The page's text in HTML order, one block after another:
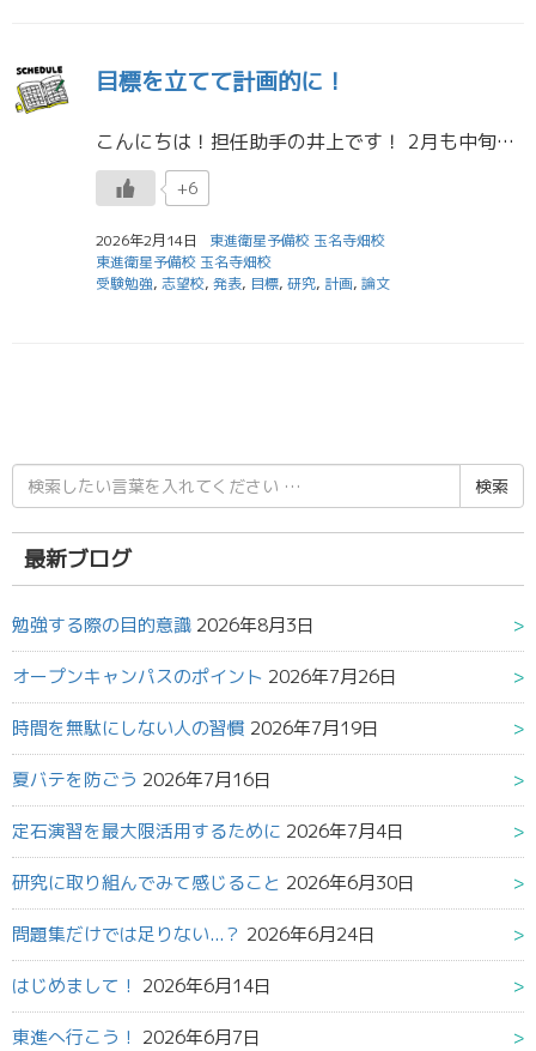
目標を立てて計画的に！
こんにちは！担任助手の井上です！ 2月も中旬になり、少しずつ私立大学の合格報告を聞けるようになってきました！ 合格できた方、おめでとうございます！ まだ、合格を持っていない人、本命がまだの人、国公立一本の人、様々な人がい […]
+6
2026年2月14日
東進衛星予備校 玉名寺畑校
東進衛星予備校 玉名寺畑校
受験勉強, 志望校, 発表, 目標, 研究, 計画, 論文
検
索
結
果:
最新ブログ
勉強する際の目的意識 2026年8月3日
オープンキャンパスのポイント 2026年7月26日
時間を無駄にしない人の習慣 2026年7月19日
夏バテを防ごう 2026年7月16日
定石演習を最大限活用するために 2026年7月4日
研究に取り組んでみて感じること 2026年6月30日
問題集だけでは足りない...？ 2026年6月24日
はじめまして！ 2026年6月14日
東進へ行こう！ 2026年6月7日